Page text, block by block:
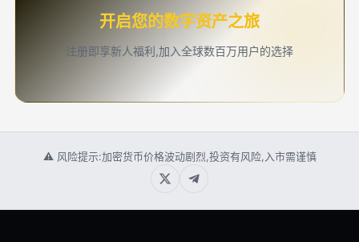
开启您的数字资产之旅
注册即享新人福利,加入全球数百万用户的选择
⚠ 风险提示:加密货币价格波动剧烈,投资有风险,入市需谨慎